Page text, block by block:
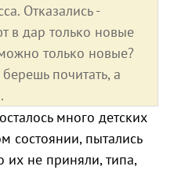
Отказались -
в дар только новые
только новые?
почитать, а
много детских
состоянии, пытались
их не приняли, типа,